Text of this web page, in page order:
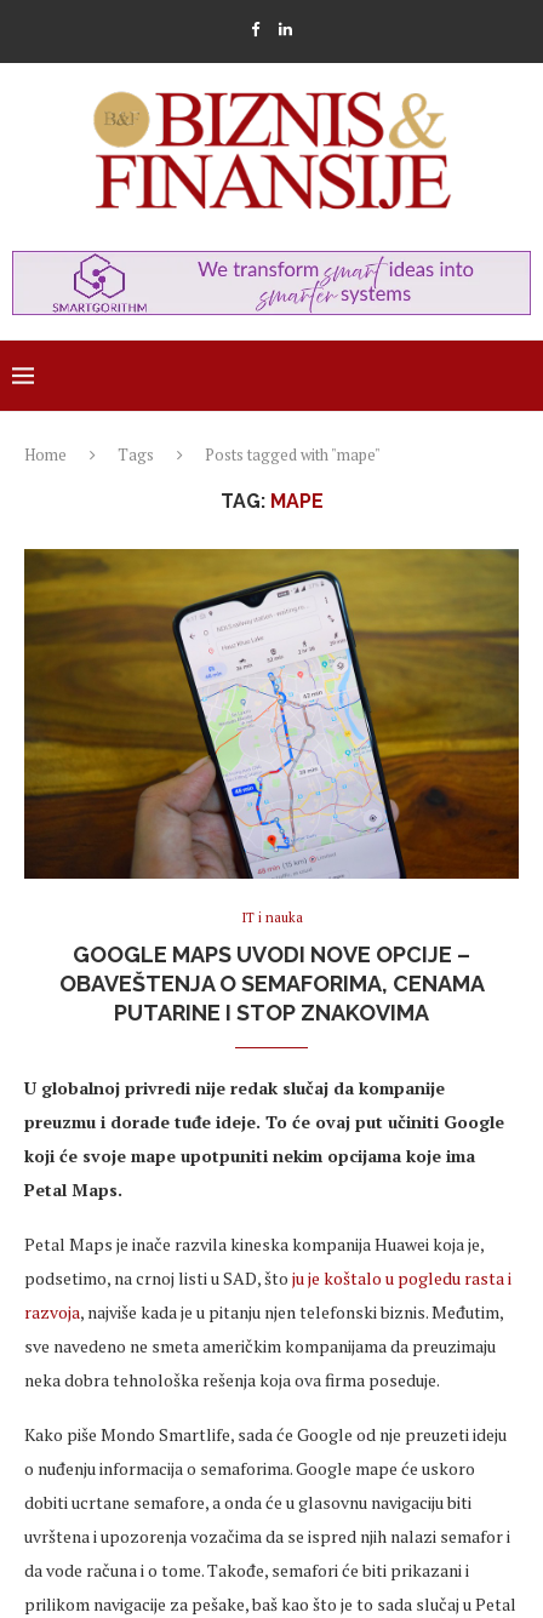
Home Tags Posts tagged with "mape"
TAG: MAPE
IT i nauka
GOOGLE MAPS UVODI NOVE OPCIJE –
OBAVEŠTENJA O SEMAFORIMA, CENAMA
PUTARINE I STOP ZNAKOVIMA
U globalnoj privredi nije redak slučaj da kompanije
preuzmu i dorade tuđe ideje. To će ovaj put učiniti Google
koji će svoje mape upotpuniti nekim opcijama koje ima
Petal Maps.
Petal Maps je inače razvila kineska kompanija Huawei koja je,
podsetimo, na crnoj listi u SAD, što ju je koštalo u pogledu rasta i
razvoja, najviše kada je u pitanju njen telefonski biznis. Međutim,
sve navedeno ne smeta američkim kompanijama da preuzimaju
neka dobra tehnološka rešenja koja ova firma poseduje.
Kako piše Mondo Smartlife, sada će Google od nje preuzeti ideju
o nuđenju informacija o semaforima. Google mape će uskoro
dobiti ucrtane semafore, a onda će u glasovnu navigaciju biti
uvrštena i upozorenja vozačima da se ispred njih nalazi semafor i
da vode računa i o tome. Takođe, semafori će biti prikazani i
prilikom navigacije za pešake, baš kao što je to sada slučaj u Petal